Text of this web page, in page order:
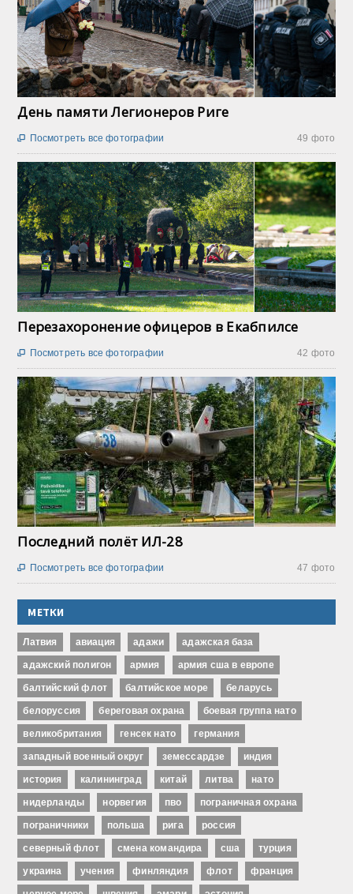
День памяти Легионеров Риге
49 фото
 Посмотреть все фотографии
Перезахоронение офицеров в Екабпилсе
42 фото
 Посмотреть все фотографии
Последний полёт ИЛ-28
47 фото
 Посмотреть все фотографии
МЕТКИ
Латвия авиация адажи адажская база
адажский полигон армия армия сша в европе
балтийский флот балтийское море беларусь
белоруссия береговая охрана боевая группа нато
великобритания генсек нато германия
западный военный округ земессардзе индия
история калининград китай литва нато
нидерланды норвегия пво пограничная охрана
пограничники польша рига россия
северный флот смена командира сша турция
украина учения финляндия флот франция